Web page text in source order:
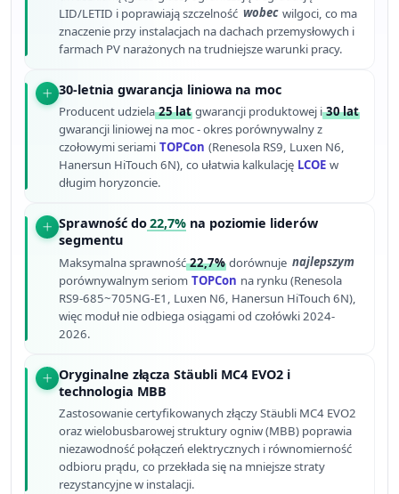
LID/LETID i poprawiają szczelność wobec wilgoci, co ma
znaczenie przy instalacjach na dachach przemysłowych i
farmach PV narażonych na trudniejsze warunki pracy.
30-letnia gwarancja liniowa na moc
Producent udziela25 lat gwarancji produktowej i30 lat
gwarancji liniowej na moc - okres porównywalny z
czołowymi seriami TOPCon (Renesola RS9, Luxen N6,
Hanersun HiTouch 6N), co ułatwia kalkulację LCOE w
długim horyzoncie.
Sprawność do22,7% na poziomie liderów
segmentu
Maksymalna sprawność22,7% dorównuje najlepszym
porównywalnym seriom TOPCon na rynku (Renesola
RS9-685~705NG-E1, Luxen N6, Hanersun HiTouch 6N),
więc moduł nie odbiega osiągami od czołówki 2024-
2026.
Oryginalne złącza Stäubli MC4 EVO2 i
technologia MBB
Zastosowanie certyfikowanych złączy Stäubli MC4 EVO2
oraz wielobusbarowej struktury ogniw (MBB) poprawia
niezawodność połączeń elektrycznych i równomierność
odbioru prądu, co przekłada się na mniejsze straty
rezystancyjne w instalacji.